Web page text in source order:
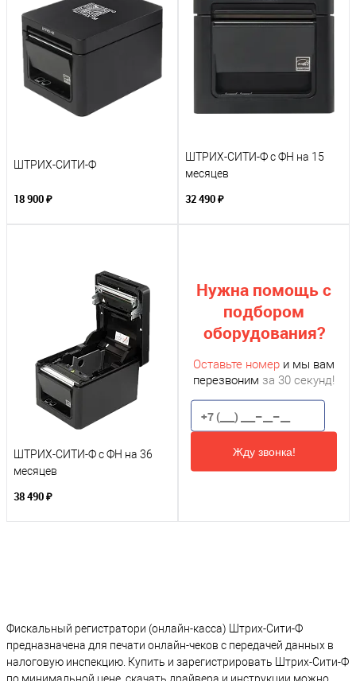
ШТРИХ-СИТИ-Ф
18 900 ₽
ШТРИХ-СИТИ-Ф с ФН на 15
месяцев
32 490 ₽
ШТРИХ-СИТИ-Ф с ФН на 36
месяцев
38 490 ₽
Нужна помощь с
подбором
оборудования?
Оставьте номер и мы вам
перезвоним за 30 секунд!
Жду звонка!
Фискальный регистратори (онлайн-касса) Штрих-Сити-Ф
предназначена для печати онлайн-чеков с передачей данных в
налоговую инспекцию. Купить и зарегистрировать Штрих-Сити-Ф